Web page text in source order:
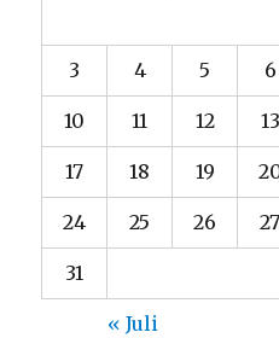
3 4 5 6
10 11 12 13
17 18 19
24 25 26 27
31
« Juli